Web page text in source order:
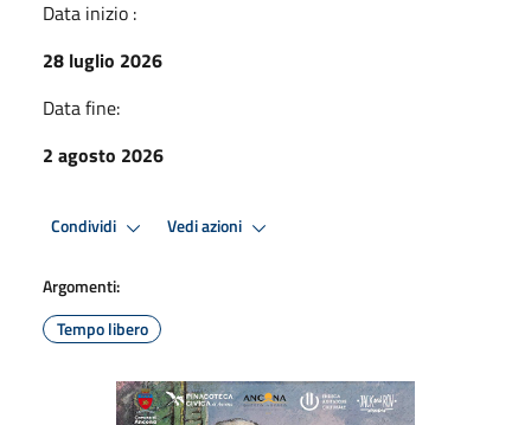
Data inizio :
28 luglio 2026
Data fine:
2 agosto 2026
Condividi Vedi azioni
Argomenti:
Tempo libero